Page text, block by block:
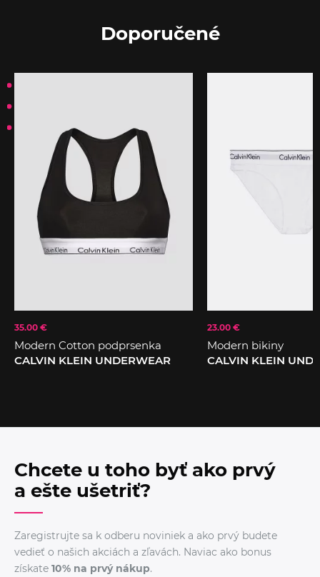
Doporučené
35.00 €
Modern Cotton podprsenka
CALVIN KLEIN UNDERWEAR
23.00 €
Modern bikiny
CALVIN KLEIN
Chcete u toho byť ako prvý
a ešte ušetriť?
Zaregistrujte sa k odberu noviniek a ako prvý budete
vedieť o našich akciách a zľavách. Naviac ako bonus
získate 10% na prvý nákup.